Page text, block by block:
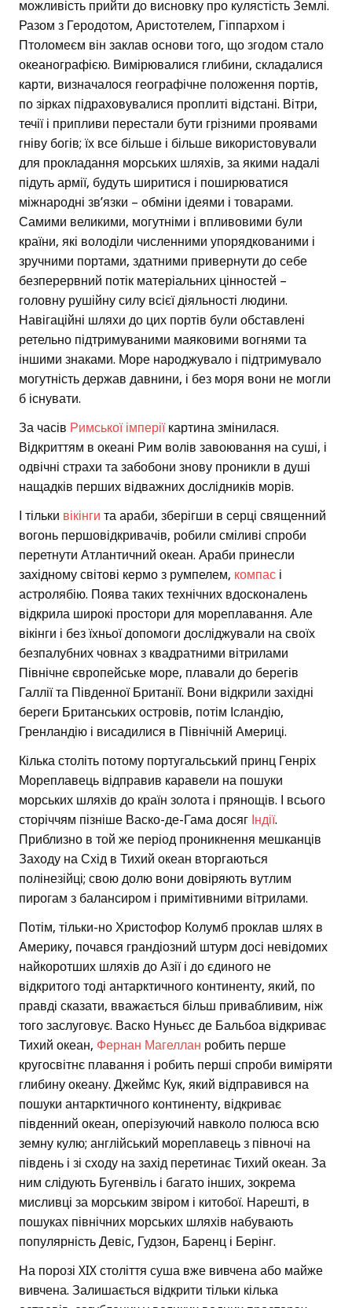
можливість прийти до висновку про кулястість Землі.
Разом з Геродотом, Аристотелем, Гіппархом і
Птоломеєм він заклав основи того, що згодом стало
океанографією. Вимірювалися глибини, складалися
карти, визначалося географічне положення портів,
по зірках підраховувалися проплиті відстані. Вітри,
течії і припливи перестали бути грізними проявами
гніву богів; їх все більше і більше використовували
для прокладання морських шляхів, за якими надалі
підуть армії, будуть ширитися і поширюватися
міжнародні зв’язки – обміни ідеями і товарами.
Самими великими, могутніми і впливовими були
країни, які володіли численними упорядкованими і
зручними портами, здатними привернути до себе
безперервний потік матеріальних цінностей –
головну рушійну силу всієї діяльності людини.
Навігаційні шляхи до цих портів були обставлені
ретельно підтримуваними маяковими вогнями та
іншими знаками. Море народжувало і підтримувало
могутність держав давнини, і без моря вони не могли
б існувати.
За часів Римської імперіїкартина змінилася.
Відкриттям в океані Рим волів завоювання на суші, і
одвічні страхи та забобони знову проникли в душі
нащадків перших відважних дослідників морів.
І тільки вікінги та араби, зберігши в серці священний
вогонь першовідкривачів, робили сміливі спроби
перетнути Атлантичний океан. Араби принесли
західному світові кермо з румпелем, компас і
астролябію. Поява таких технічних вдосконалень
відкрила широкі простори для мореплавання. Але
вікінги і без їхньої допомоги досліджували на своїх
безпалубних човнах з квадратними вітрилами
Північне європейське море, плавали до берегів
Галлії та Південної Британії. Вони відкрили західні
береги Британських островів, потім Ісландію,
Гренландію і висадилися в Північній Америці.
Кілька століть потому португальський принц Генріх
Мореплавець відправив каравели на пошуки
морських шляхів до країн золота і прянощів. І всього
сторіччям пізніше Васко-де-Гама досяг Індії.
Приблизно в той же період проникнення мешканців
Заходу на Схід в Тихий океан вторгаються
полінезійці; свою долю вони довіряють вутлим
пирогам з балансиром і примітивними вітрилами.
Потім, тільки-но Христофор Колумб проклав шлях в
Америку, почався грандіозний штурм досі невідомих
найкоротших шляхів до Азії і до єдиного не
відкритого тоді антарктичного континенту, який, по
правді сказати, вважається більш привабливим, ніж
того заслуговує. Васко Нуньєс де Бальбоа відкриває
Тихий океан, Фернан Магеллан робить перше
кругосвітнє плавання і робить перші спроби виміряти
глибину океану. Джеймс Кук, який відправився на
пошуки антарктичного континенту, відкриває
південний океан, оперізуючий навколо полюса всю
земну кулю; англійський мореплавець з півночі на
південь і зі сходу на захід перетинає Тихий океан. За
ним слідують Бугенвіль і багато інших, зокрема
мисливці за морським звіром і китобої. Нарешті, в
пошуках північних морських шляхів набувають
популярність Девіс, Гудзон, Баренц і Берінг.
На порозі XIX століття суша вже вивчена або майже
вивчена. Залишається відкрити тільки кілька